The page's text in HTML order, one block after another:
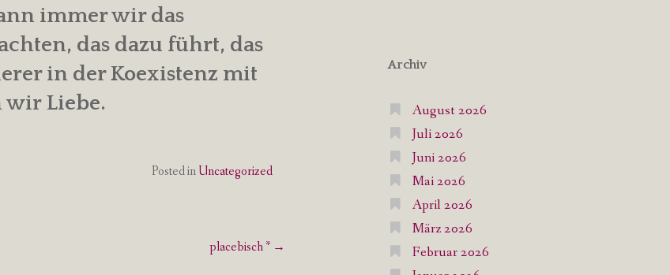
immer wir das
das dazu führt, das
in der Koexistenz mit
wir Liebe.
Posted inUncategorized
placebisch * →
Archiv
August 2026
Juli 2026
Juni 2026
Mai 2026
April 2026
März 2026
Februar 2026